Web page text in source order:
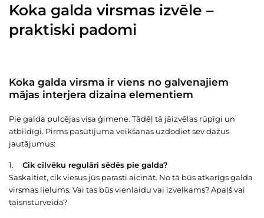
Koka galda virsmas izvēle –
praktiski padomi
Koka galda virsma ir viens no galvenajiem
mājas interjera dizaina elementiem
Pie galda pulcējas visa ģimene. Tādēļ tā jāizvēlas rūpīgi un
atbildīgi. Pirms pasūtījuma veikšanas uzdodiet sev dažus
jautājumus:
1. Cik cilvēku regulāri sēdēs pie galda?
Saskaitiet, cik viesus jūs parasti aicināt. No tā būs atkarīgs galda
virsmas lielums. Vai tas būs vienlaidu vai izvelkams? Apaļš vai
taisnstūrveida?